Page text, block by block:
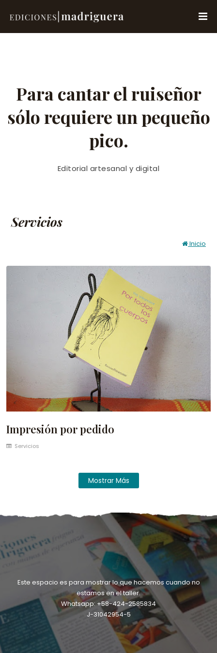
Para cantar el ruiseñor
sólo requiere un pequeño
pico.
Editorial artesanal y digital
Servicios
Inicio
Impresión por pedido
Servicios
Mostrar Más
Este espacio es para mostrar lo que hacemos cuando no
estamos en el taller.
Whatsapp: +58-424-2585834
J-31042954-5